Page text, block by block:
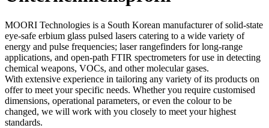
MOORI Technologies is a South Korean manufacturer of solid-state
eye-safe erbium glass pulsed lasers catering to a wide variety of
energy and pulse frequencies; laser rangefinders for long-range
applications, and open-path FTIR spectrometers for use in detecting
chemical weapons, VOCs, and other molecular gases.
With extensive experience in tailoring any variety of its products on
offer to meet your specific needs. Whether you require customised
dimensions, operational parameters, or even the colour to be
changed, we will work with you closely to meet your highest
standards.